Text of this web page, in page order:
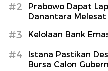
#2
Prabowo Dapat
Danantara Melesat
#3 Kelolaan Bank
#4
Istana Pastikan
Bursa Calon